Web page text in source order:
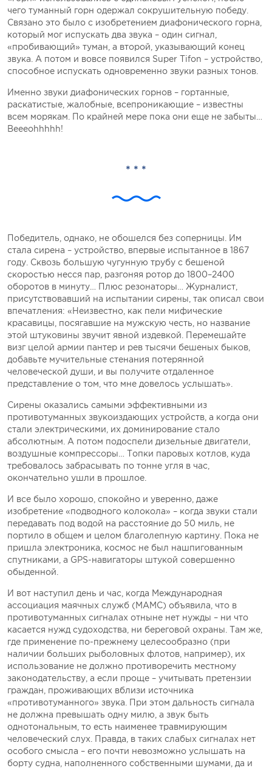
чего туманный горн одержал сокрушительную победу.
Связано это было с изобретением диафонического горна,
который мог испускать два звука – один сигнал,
«пробивающий» туман, а второй, указывающий конец
звука. А потом и вовсе появился Super Tifon – устройство,
способное испускать одновременно звуки разных тонов.
Именно звуки диафонических горнов – гортанные,
раскатистые, жалобные, всепроникающие – известны
всем морякам. По крайней мере пока они еще не забыты…
Beeeohhhhh!
* * *
Победитель, однако, не обошелся без соперницы. Им
стала сирена – устройство, впервые испытанное в 1867
году. Сквозь большую чугунную трубу с бешеной
скоростью несся пар, разгоняя ротор до 1800–2400
оборотов в минуту… Плюс резонаторы… Журналист,
присутствовавший на испытании сирены, так описал свои
впечатления: «Неизвестно, как пели мифические
красавицы, посягавшие на мужскую честь, но название
этой штуковины звучит явной издевкой. Перемешайте
визг целой армии пантер и рев тысячи бешеных быков,
добавьте мучительные стенания потерянной
человеческой души, и вы получите отдаленное
представление о том, что мне довелось услышать».
Сирены оказались самыми эффективными из
противотуманных звукоиздающих устройств, а когда они
стали электрическими, их доминирование стало
абсолютным. А потом подоспели дизельные двигатели,
воздушные компрессоры… Топки паровых котлов, куда
требовалось забрасывать по тонне угля в час,
окончательно ушли в прошлое.
И все было хорошо, спокойно и уверенно, даже
изобретение «подводного колокола» – когда звуки стали
передавать под водой на расстояние до 50 миль, не
портило в общем и целом благолепную картину. Пока не
пришла электроника, космос не был нашпигованным
спутниками, а GPS-навигаторы штукой совершенно
обыденной.
И вот наступил день и час, когда Международная
ассоциация маячных служб (МАМС) объявила, что в
противотуманных сигналах отныне нет нужды – ни что
касается нужд судоходства, ни береговой охраны. Там же,
где применение по-прежнему целесообразно (при
наличии больших рыболовных флотов, например), их
использование не должно противоречить местному
законодательству, а если проще – учитывать претензии
граждан, проживающих вблизи источника
«противотуманного» звука. При этом дальность сигнала
не должна превышать одну милю, а звук быть
однотональным, то есть наименее травмирующим
человеческий слух. Правда, в таких слабых сигналах нет
особого смысла – его почти невозможно услышать на
борту судна, наполненного собственными шумами, да и